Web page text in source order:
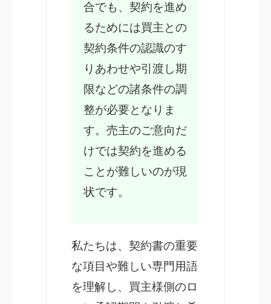
合でも、契約を進め
るためには買主との
契約条件の認識のす
りあわせや引渡し期
限などの諸条件の調
整が必要となりま
す。売主のご意向だ
けでは契約を進める
ことが難しいのが現
状です。
私たちは、契約書の重要
な項目や難しい専門用語
を理解し、買主様側のロ